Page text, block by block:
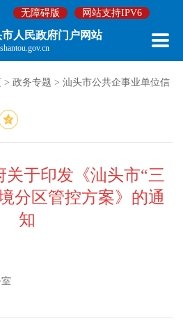
无障碍版 网站支持IPV6
人民政府门户网站
> 政务专题 > 汕头市公共企事业单位信
于印发《汕头市“三
分区管控方案》的通
知